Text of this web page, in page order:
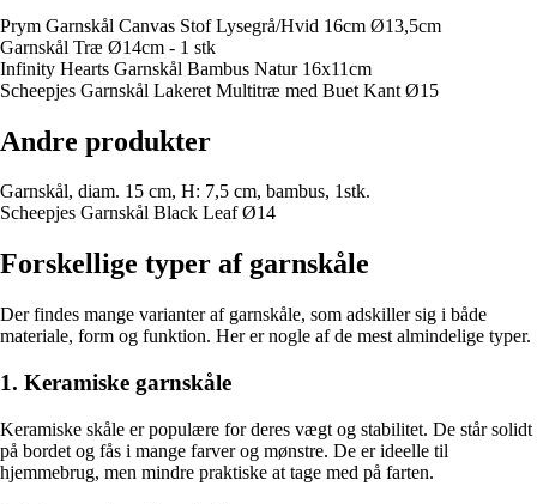
Prym Garnskål Canvas Stof Lysegrå/Hvid 16cm Ø13,5cm
Garnskål Træ Ø14cm - 1 stk
Infinity Hearts Garnskål Bambus Natur 16x11cm
Scheepjes Garnskål Lakeret Multitræ med Buet Kant Ø15
Andre produkter
Garnskål, diam. 15 cm, H: 7,5 cm, bambus, 1stk.
Scheepjes Garnskål Black Leaf Ø14
Forskellige typer af garnskåle
Der findes mange varianter af garnskåle, som adskiller sig i både
materiale, form og funktion. Her er nogle af de mest almindelige typer.
1. Keramiske garnskåle
Keramiske skåle er populære for deres vægt og stabilitet. De står solidt
på bordet og fås i mange farver og mønstre. De er ideelle til
hjemmebrug, men mindre praktiske at tage med på farten.